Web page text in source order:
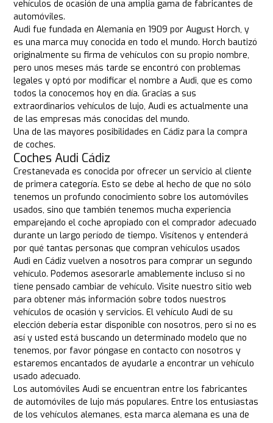
vehículos de ocasión de una amplia gama de fabricantes de
automóviles.
Audi fue fundada en Alemania en 1909 por August Horch, y
es una marca muy conocida en todo el mundo. Horch bautizó
originalmente su firma de vehículos con su propio nombre,
pero unos meses más tarde se encontró con problemas
legales y optó por modificar el nombre a Audi, que es como
todos la conocemos hoy en día. Gracias a sus
extraordinarios vehículos de lujo, Audi es actualmente una
de las empresas más conocidas del mundo.
Una de las mayores posibilidades en Cádiz para la compra
de coches.
Coches Audi Cádiz
Crestanevada es conocida por ofrecer un servicio al cliente
de primera categoría. Esto se debe al hecho de que no sólo
tenemos un profundo conocimiento sobre los automóviles
usados, sino que también tenemos mucha experiencia
emparejando el coche apropiado con el comprador adecuado
durante un largo período de tiempo. Visítenos y entenderá
por qué tantas personas que compran vehículos usados
Audi en Cádiz vuelven a nosotros para comprar un segundo
vehículo. Podemos asesorarle amablemente incluso si no
tiene pensado cambiar de vehículo. Visite nuestro sitio web
para obtener más información sobre todos nuestros
vehículos de ocasión y servicios. El vehículo Audi de su
elección debería estar disponible con nosotros, pero si no es
así y usted está buscando un determinado modelo que no
tenemos, por favor póngase en contacto con nosotros y
estaremos encantados de ayudarle a encontrar un vehículo
usado adecuado.
Los automóviles Audi se encuentran entre los fabricantes
de automóviles de lujo más populares. Entre los entusiastas
de los vehículos alemanes, esta marca alemana es una de